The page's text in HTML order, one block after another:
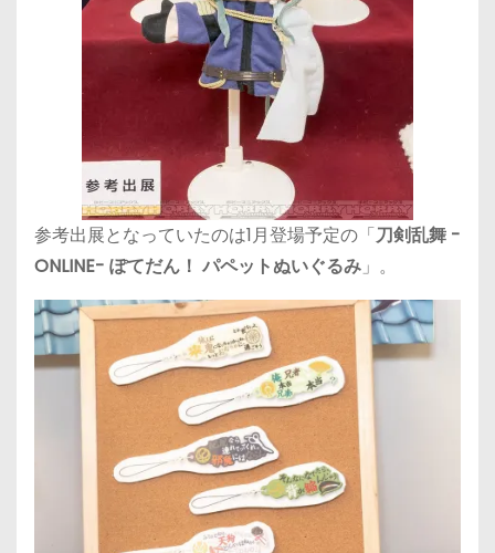
参考出展となっていたのは1月登場予定の「刀剣乱舞 -
ONLINE- ぽてだん！ パペットぬいぐるみ 」。